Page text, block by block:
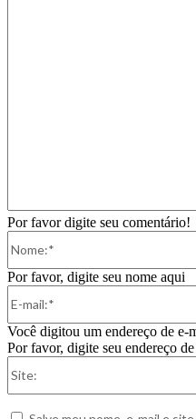
Por favor digite seu comentário!
Por favor, digite seu nome aqui
Você digitou um endereço de e-
Por favor, digite seu endereço